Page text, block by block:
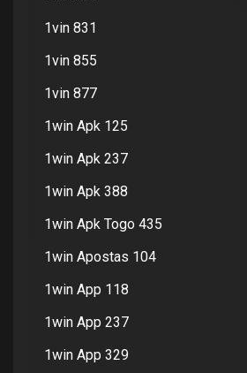
1vin 831
1vin 855
1vin 877
1win Apk 125
1win Apk 237
1win Apk 388
1win Apk Togo 435
1win Apostas 104
1win App 118
1win App 237
1win App 329